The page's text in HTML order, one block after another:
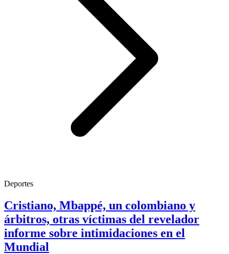
Deportes
Cristiano, Mbappé, un colombiano y
árbitros, otras víctimas del revelador
informe sobre intimidaciones en el
Mundial